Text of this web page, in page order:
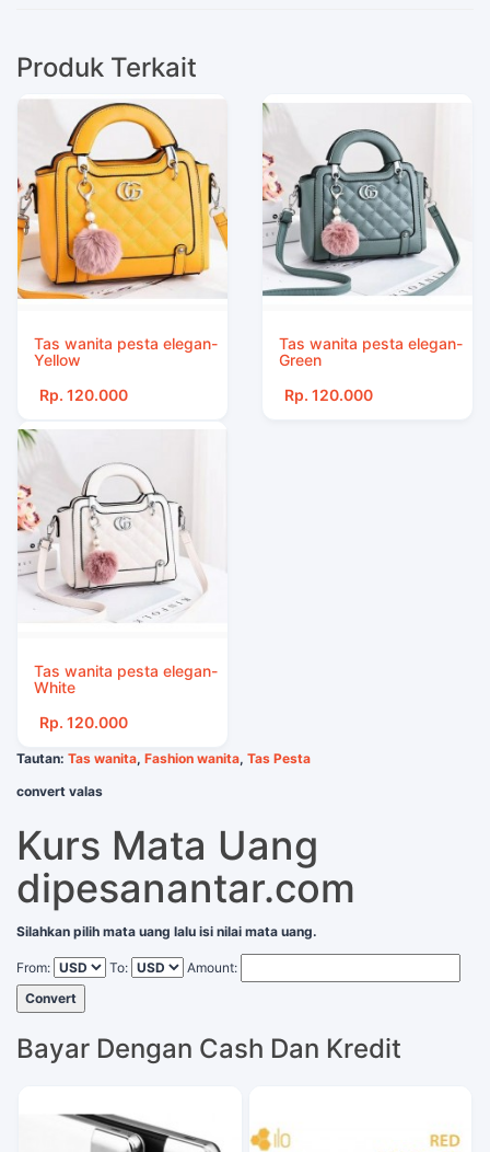
Produk Terkait
Tas wanita pesta elegan-
Yellow
Rp. 120.000
Tas wanita pesta elegan-
Green
Rp. 120.000
Tas wanita pesta elegan-
White
Rp. 120.000
Tautan: Tas wanita, Fashion wanita, Tas Pesta
convert valas
Kurs Mata Uang
dipesanantar.com
Silahkan pilih mata uang lalu isi nilai mata uang.
From: To:
Amount:
Convert
Bayar Dengan Cash Dan Kredit